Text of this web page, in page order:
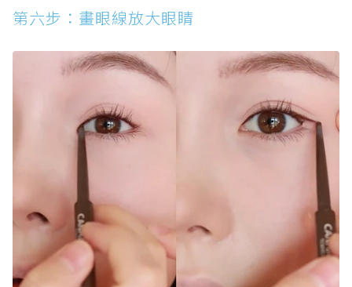
第六步：畫眼線放大眼睛